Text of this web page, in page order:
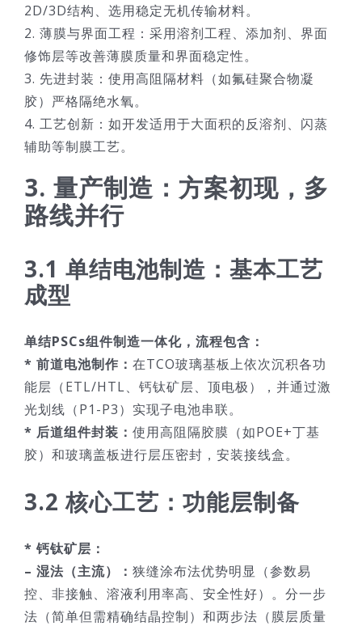
2D/3D结构、选用稳定无机传输材料。
2. 薄膜与界面工程：采用溶剂工程、添加剂、界面
修饰层等改善薄膜质量和界面稳定性。
3. 先进封装：使用高阻隔材料（如氟硅聚合物凝
胶）严格隔绝水氧。
4. 工艺创新：如开发适用于大面积的反溶剂、闪蒸
辅助等制膜工艺。
3. 量产制造：方案初现，多
路线并行
3.1 单结电池制造：基本工艺
成型
单结PSCs组件制造一体化，流程包含：
* 前道电池制作： 在TCO玻璃基板上依次沉积各功
能层（ETL/HTL、钙钛矿层、顶电极），并通过激
光划线（P1-P3）实现子电池串联。
* 后道组件封装： 使用高阻隔胶膜（如POE+丁基
胶）和玻璃盖板进行层压密封，安装接线盒。
3.2 核心工艺：功能层制备
* 钙钛矿层：
– 湿法（主流）： 狭缝涂布法优势明显（参数易
控、非接触、溶液利用率高、安全性好）。分一步
法（简单但需精确结晶控制）和两步法（膜层质量